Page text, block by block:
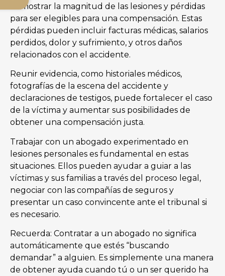
demostrar la magnitud de las lesiones y pérdidas
para ser elegibles para una compensación. Estas
pérdidas pueden incluir facturas médicas, salarios
perdidos, dolor y sufrimiento, y otros daños
relacionados con el accidente.
Reunir evidencia, como historiales médicos,
fotografías de la escena del accidente y
declaraciones de testigos, puede fortalecer el caso
de la víctima y aumentar sus posibilidades de
obtener una compensación justa.
Trabajar con un abogado experimentado en
lesiones personales es fundamental en estas
situaciones. Ellos pueden ayudar a guiar a las
víctimas y sus familias a través del proceso legal,
negociar con las compañías de seguros y
presentar un caso convincente ante el tribunal si
es necesario.
Recuerda: Contratar a un abogado no significa
automáticamente que estés “buscando
demandar” a alguien. Es simplemente una manera
de obtener ayuda cuando tú o un ser querido ha